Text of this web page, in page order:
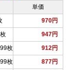
単価
970円
947円
枚
912円
枚
877円